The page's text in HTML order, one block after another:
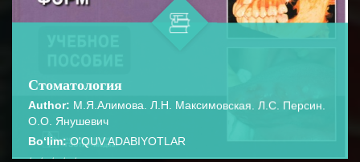
Стоматология
Author: М.Я.Алимова. Л.Н. Максимовская. Л.С. Персин.
О.О. Янушевич
Bo‘lim: O'QUV ADABIYOTLAR